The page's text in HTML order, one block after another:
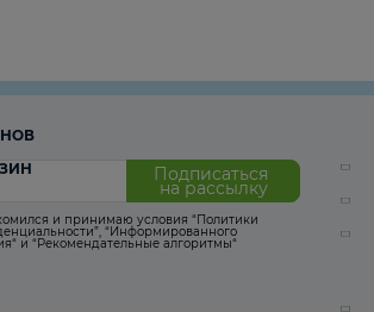
Подписаться
на рассылку
и принимаю условия “Политики
, “Информированного
и “Рекомендательные алгоритмы“